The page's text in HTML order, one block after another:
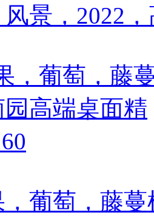
景，2022
葡萄，藤